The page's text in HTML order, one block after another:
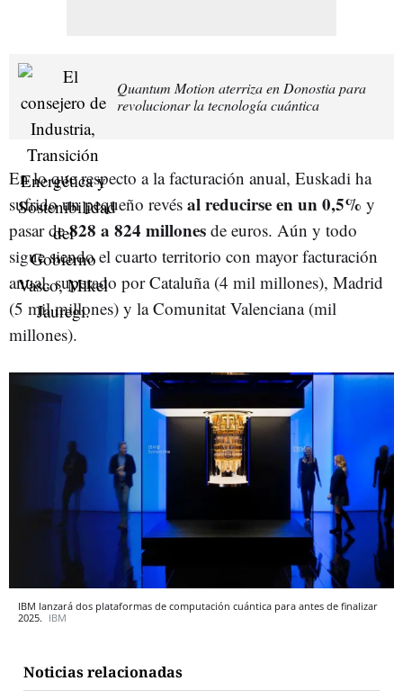
Quantum Motion aterriza en Donostia para
revolucionar la tecnología cuántica
En lo que respecto a la facturación anual, Euskadi ha
sufrido un pequeño revés al reducirse en un 0,5% y
pasar de828 a 824 millones de euros. Aún y todo
sigue siendo el cuarto territorio con mayor facturación
anual, superado por Cataluña (4 mil millones), Madrid
(5 mil millones) y la Comunitat Valenciana (mil
millones).
IBM lanzará dos plataformas de computación cuántica para antes de finalizar
2025. IBM
Noticias relacionadas